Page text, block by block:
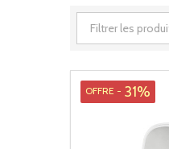
OFFRE - 31%